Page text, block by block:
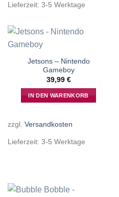
Lieferzeit: 3-5 Werktage
Jetsons – Nintendo
Gameboy
39,99 €
IN DEN WARENKORB
zzgl. Versandkosten
Lieferzeit: 3-5 Werktage